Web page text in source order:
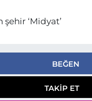
‘Midyat’
BEĞEN
TAKIP ET